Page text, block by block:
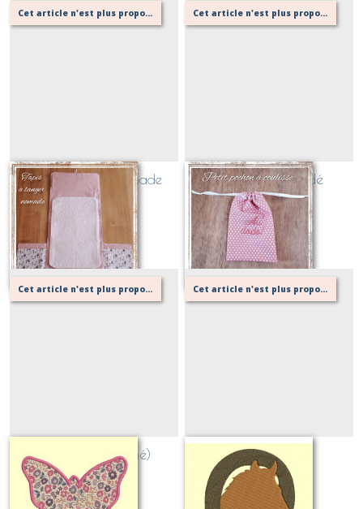
Cet article n'est plus proposé, retournez au menu principal ou contactez moi!
Tapis à langer nomade
Sur demande
Cet article n'est plus proposé, retournez au menu principal ou contactez moi!
Petit pochon brodé
personnalisé
Sur demande
Cet article n'est plus proposé, retournez au menu principal ou contactez moi!
papillon (appliqué)
Sur demande
Cet article n'est plus proposé, retournez au menu principal ou contactez moi!
cheval et fer
Sur demande